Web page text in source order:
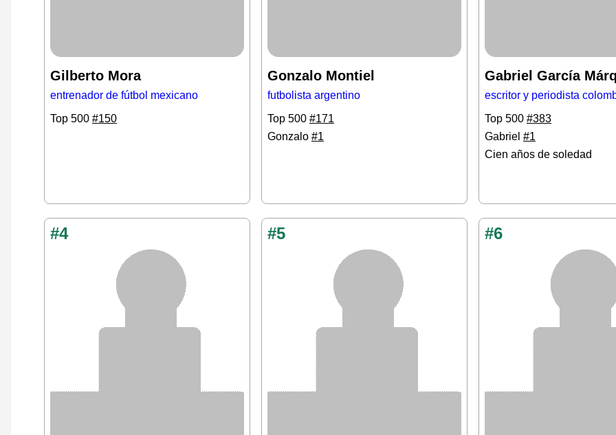
Gilberto Mora
entrenador de fútbol mexicano
Top 500 #150
Gonzalo Montiel
futbolista argentino
Top 500 #171
Gonzalo #1
Gabriel García
escritor y periodista
Top 500 #383
Gabriel #1
Cien años de soledad
#4 #5 #6